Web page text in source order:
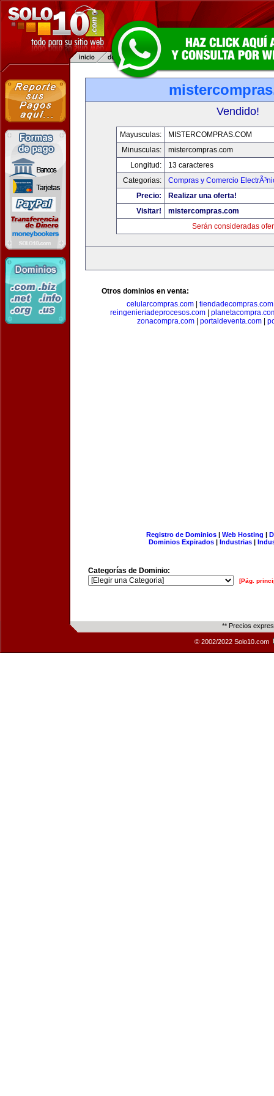
Vendido!
Mayusculas:
MISTERCOMPRAS.COM
Minusculas:
mistercompras.com
Longitud:
13 caracteres
Categorias:
Compras y Comercio
Precio:
Realizar una oferta!
Visitar!
mistercompras.com
Serán consideradas
Otros dominios en venta:
celularcompras.com| tiendadecompras.com
reingenieriadeprocesos.com|
zonacompra.com| portaldeventa.com|
Registro de Dominios| Web Hosting |
Dominios Expirados | Industrias |
Categorías de Dominio:
[Pág.
** Precios
© 2002/2022 Solo10.com